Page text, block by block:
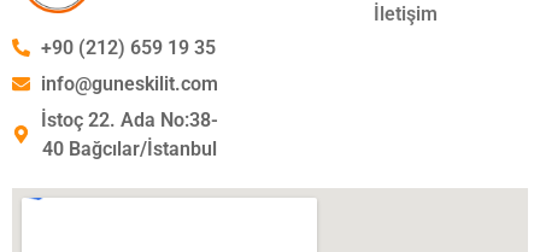
+90 (212) 659 19 35
info@guneskilit.com
İstoç 22. Ada No:38-
40 Bağcılar/İstanbul
İletişim